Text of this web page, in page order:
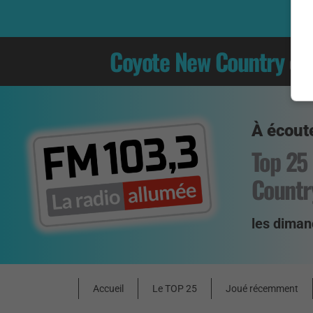
Coyote New Country
À
Top
les
Accueil Le TOP 25 Joué récemment